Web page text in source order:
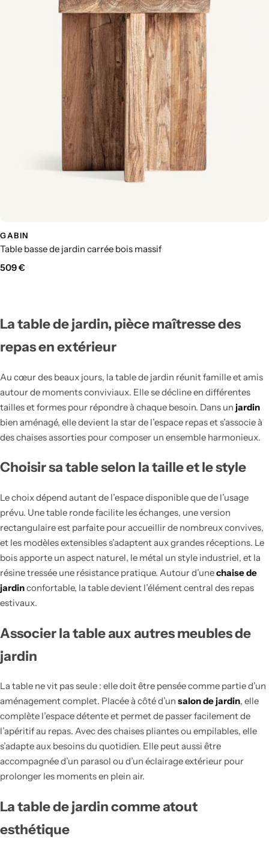
GABIN
Table basse de jardin carrée bois massif
509€
La table de jardin, pièce maîtresse des
repas en extérieur
Au cœur des beaux jours, la table de jardin réunit famille et amis
autour de moments conviviaux. Elle se décline en différentes
tailles et formes pour répondre à chaque besoin. Dans un jardin
bien aménagé, elle devient la star de l’espace repas et s’associe à
des chaises assorties pour composer un ensemble harmonieux.
Choisir sa table selon la taille et le style
Le choix dépend autant de l’espace disponible que de l’usage
prévu. Une table ronde facilite les échanges, une version
rectangulaire est parfaite pour accueillir de nombreux convives,
et les modèles extensibles s’adaptent aux grandes réceptions. Le
bois apporte un aspect naturel, le métal un style industriel, et la
résine tressée une résistance pratique. Autour d’unechaise de
jardinconfortable, la table devient l’élément central des repas
estivaux.
Associer la table aux autres meubles de
jardin
La table ne vit pas seule : elle doit être pensée comme partie d’un
aménagement complet. Placée à côté d’un salon de jardin, elle
complète l’espace détente et permet de passer facilement de
l’apéritif au repas. Avec des chaises pliantes ou empilables, elle
s’adapte aux besoins du quotidien. Elle peut aussi être
accompagnée d’un parasol ou d’un éclairage extérieur pour
prolonger les moments en plein air.
La table de jardin comme atout
esthétique